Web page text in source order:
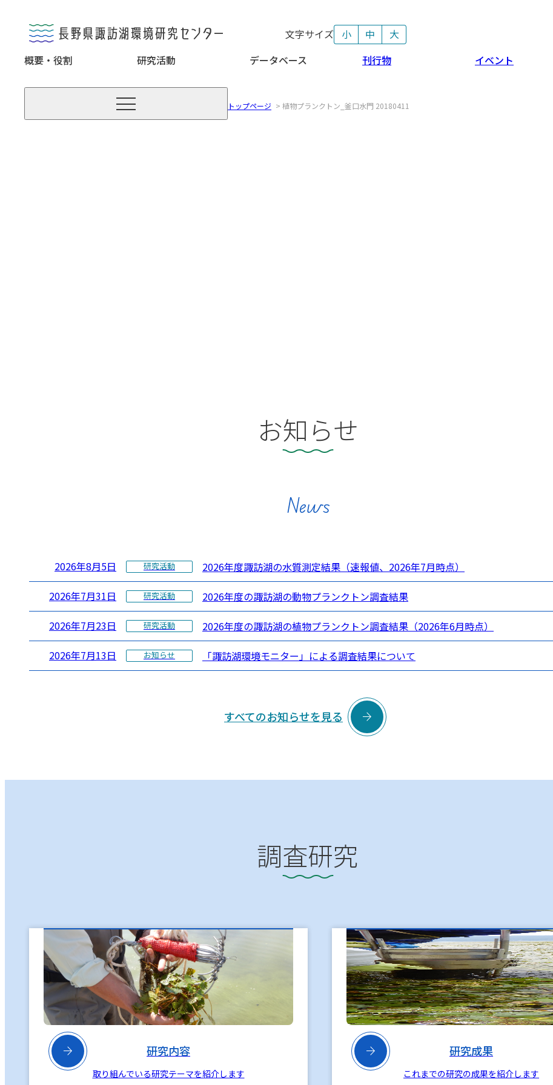
文字サイズ 小 中
大
概要・役割
研究活動 データベース 刊行物 イベント
 トップページ > 植物プランクトン_釜口水門 20180411
お知らせ
News
2026年8月5日 研究活動 2026年度諏訪湖の水質測定結果（速報値、2026年7月時点）
2026年7月31日 研究活動 2026年度の諏訪湖の動物プランクトン調査結果
2026年7月23日 研究活動 2026年度の諏訪湖の植物プランクトン調査結果（2026年6月時点）
2026年7月13日 お知らせ 「諏訪湖環境モニター」による調査結果について
すべてのお知らせを見る 
調査研究
 研究内容
取り組んでいる研究テーマを紹介します
 研究成果
これまでの研究の成果を紹介します